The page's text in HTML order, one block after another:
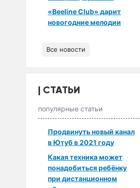
«Beeline Club» дарит
новогодние мелодии
Все новости
СТАТЬИ
популярные статьи
Продвинуть новый канал
в Ютуб в 2021 году
Какая техника может
понадобиться ребёнку
при дистанционном